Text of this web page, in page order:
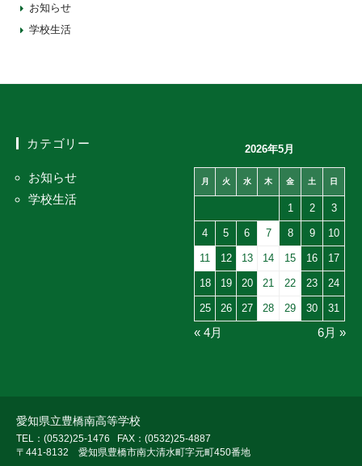
お知らせ
学校生活
カテゴリー
お知らせ
学校生活
2026年5月
月 火 水 木 金 土 日
1 2 3
4 5 6 7 8 9 10
11 12 13 14 15 16 17
18 19 20 21 22 23 24
25 26 27 28 29 30 31
« 4月 6月 »
愛知県立豊橋南高等学校
TEL：(0532)25-1476
FAX：(0532)25-4887
〒441-8132 愛知県豊橋市南大清水町字元町450番地